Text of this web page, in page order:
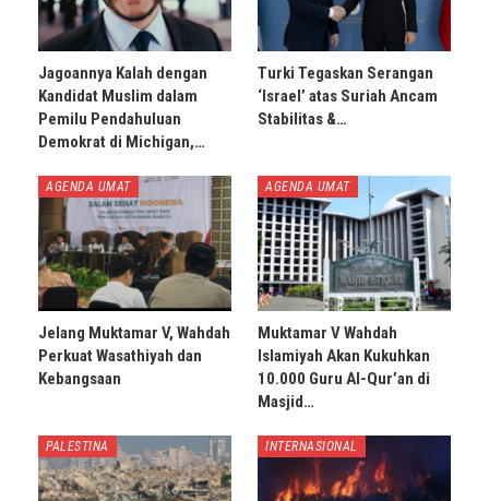
Jagoannya Kalah dengan
Kandidat Muslim dalam
Pemilu Pendahuluan
Demokrat di Michigan,…
Turki Tegaskan Serangan
‘Israel’ atas Suriah Ancam
Stabilitas &…
AGENDA UMAT
Jelang Muktamar V, Wahdah
Perkuat Wasathiyah dan
Kebangsaan
AGENDA UMAT
Muktamar V Wahdah
Islamiyah Akan Kukuhkan
10.000 Guru Al-Qur’an di
Masjid…
PALESTINA INTERNASIONAL